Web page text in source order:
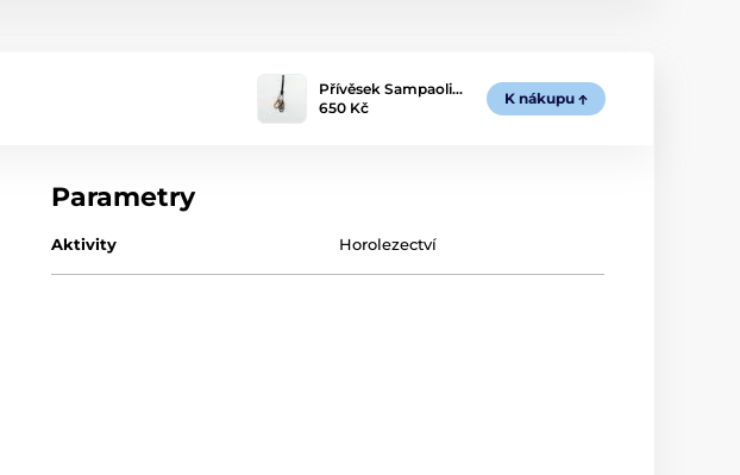
Přívěsek Sampaoli…
650 Kč
K nákupu
Parametry
Aktivity Horolezectví